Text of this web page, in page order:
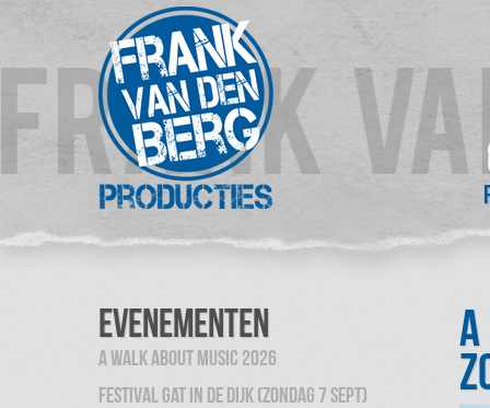
Evenementen
A Walk About Music 2026
Festival Gat in de Dijk (zondag 7 sept)